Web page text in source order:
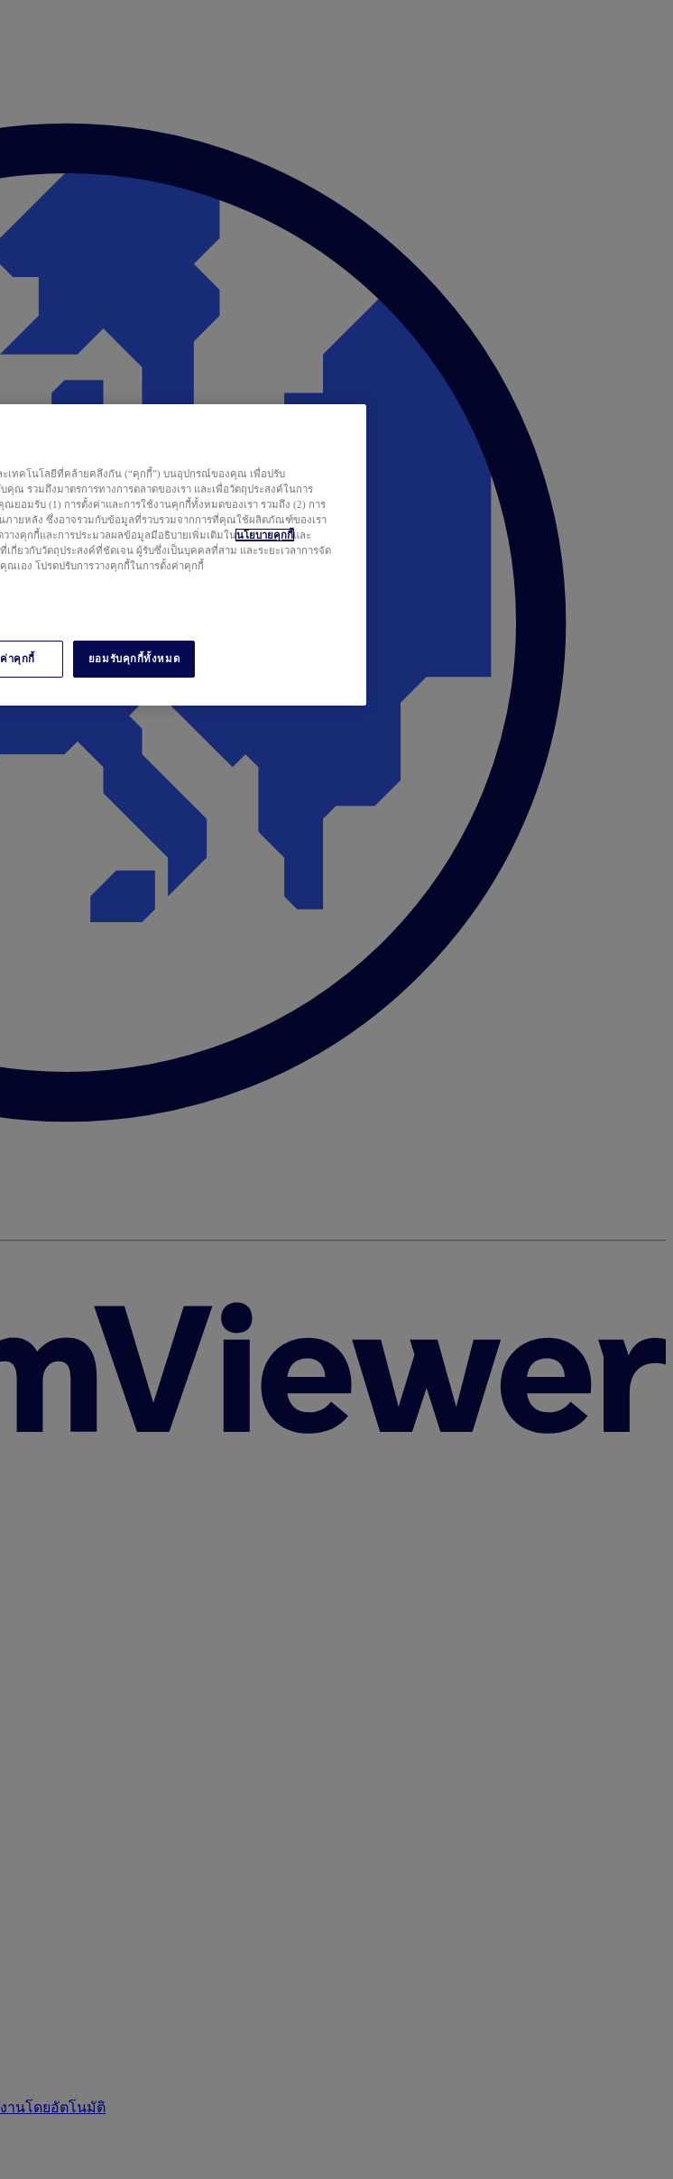
านโดยอัตโนมัติ
ะเทคโนโลยีที่คล้ายคลึงกัน (“คุกกี้”) บนอุปกรณ์ของคุณ เพื่อปรับ
ณ รวมถึงมาตรการทางการตลาดของเรา และเพื่อวัตถุประสงค์ในการ
ณยอมรับ (1) การตั้งค่าและการใช้งานคุกกี้ทั้งหมดของเรา รวมถึง (2) การ
ภายหลัง ซึ่งอาจรวมกับข้อมูลที่รวบรวมจากการที่คุณใช้ผลิตภัณฑ์ของเรา
างคุกกี้และการประมวลผลข้อมูลมีอธิบายเพิ่มเติมในนโยบายคุกกี้และ
เกี่ยวกับวัตถุประสงค์ที่ชัดเจน ผู้รับซึ่งเป็นบุคคลที่สาม และระยะเวลาการจัด
เอง โปรดปรับการวางคุกกี้ในการตั้งค่าคุกกี้
าคุกกี้ ยอมรับคุกกี้ทั้งหมด